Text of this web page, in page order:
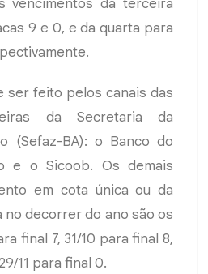
vencimentos da terceira
9 e 0, e da quarta para
ser feito pelos canais das
da Secretaria da
(Sefaz-BA): o Banco do
e o Sicoob. Os demais
em cota única ou da
no decorrer do ano são os
final 7, 31/10 para final 8,
11 para final 0.